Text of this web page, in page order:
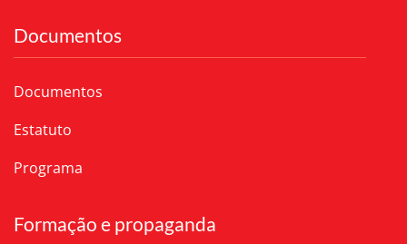
Documentos
Documentos
Estatuto
Programa
Formação e propaganda